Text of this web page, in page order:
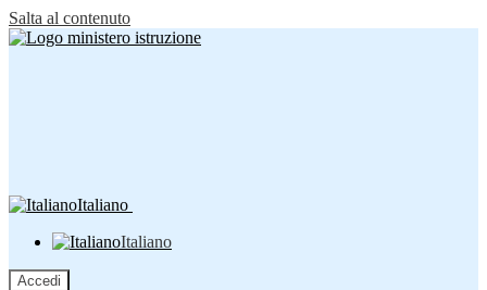
Salta al contenuto
Italiano
Italiano
Accedi